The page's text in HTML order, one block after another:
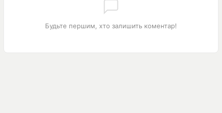
Будьте першим, хто залишить коментар!